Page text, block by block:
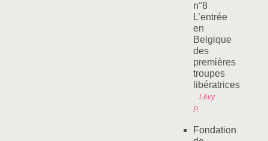
n°8
L’entrée
en
Belgique
des
premières
troupes
libératrices
Lévy
P.
Fondation